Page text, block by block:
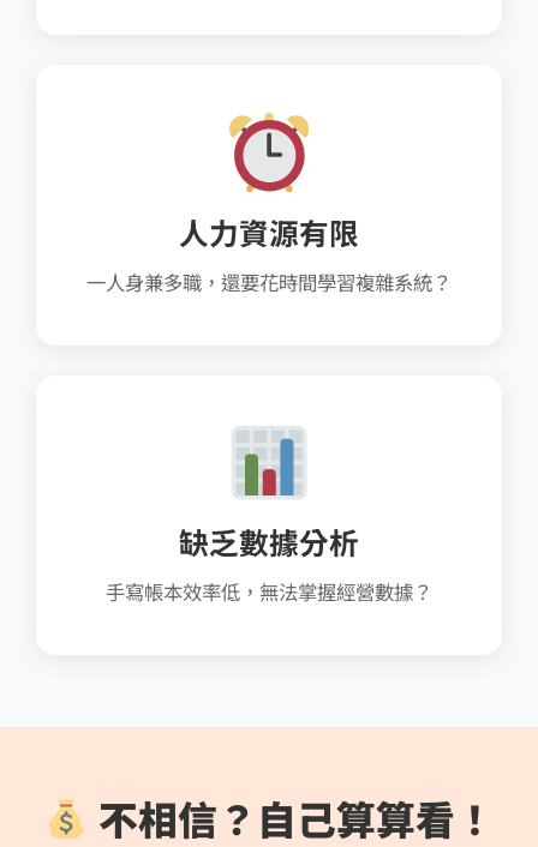
人力資源有限
一人身兼多職，還要花時間學習複雜系統？
缺乏數據分析
手寫帳本效率低，無法掌握經營數據？
不相信？自己算算看！